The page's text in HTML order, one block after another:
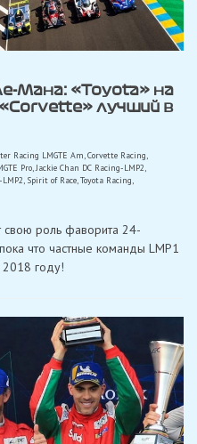
Мана: «Toyota» на
лучший в
Racing LMGTE Am,Corvette Racing
Pro,Jackie Chan DC Racing-LMP2
, Spirit of Race,Toyota Racing
свою роль фаворита 24-
что частные команды LMP1
году!